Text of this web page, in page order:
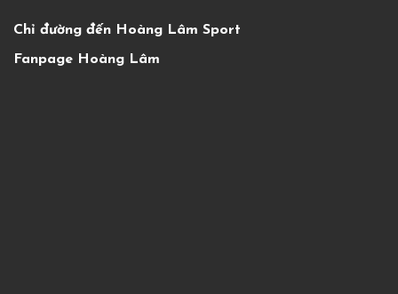
Chỉ đường đến Hoàng Lâm Sport
Fanpage Hoàng Lâm